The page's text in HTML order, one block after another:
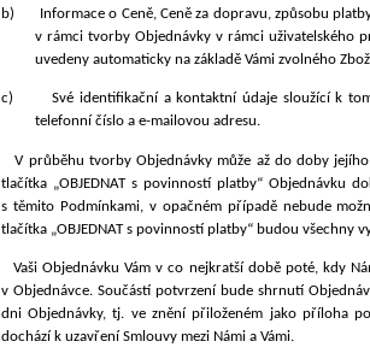
b)
Informace o Ceně, Ceně za dopravu, způsobu
v rámci tvorby Objednávky v rámci uživatelského
uvedeny automaticky nazákladě Vámi zvolného
c)
Své identifikační a kontaktní údaje sloužící k
telefonní číslo a e-mailovou adresu.
V průběhu tvorby Objednávky může až do doby
tlačítka „OBJEDNAT s povinností platby“ Objednávku
s těmito Podmínkami, v opačném případě nebude
tlačítka „OBJEDNAT s povinností platby“ budou všechny
Vaši Objednávku Vám v co nejkratší době poté, kdy
v Objednávce. Součástí potvrzení bude shrnutí
dni Objednávky, tj. ve znění přiloženém jako příloha
dochází k uzavření Smlouvy mezi Námi a Vámi.